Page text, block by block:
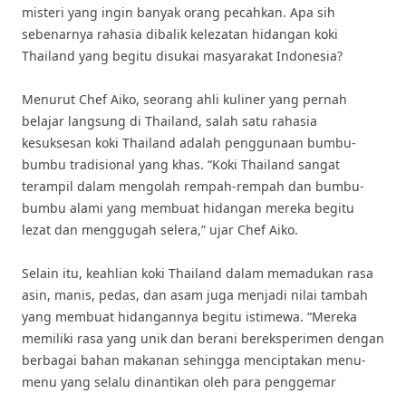
misteri yang ingin banyak orang pecahkan. Apa sih
sebenarnya rahasia dibalik kelezatan hidangan koki
Thailand yang begitu disukai masyarakat Indonesia?
Menurut Chef Aiko, seorang ahli kuliner yang pernah
belajar langsung di Thailand, salah satu rahasia
kesuksesan koki Thailand adalah penggunaan bumbu-
bumbu tradisional yang khas. “Koki Thailand sangat
terampil dalam mengolah rempah-rempah dan bumbu-
bumbu alami yang membuat hidangan mereka begitu
lezat dan menggugah selera,” ujar Chef Aiko.
Selain itu, keahlian koki Thailand dalam memadukan rasa
asin, manis, pedas, dan asam juga menjadi nilai tambah
yang membuat hidangannya begitu istimewa. “Mereka
memiliki rasa yang unik dan berani bereksperimen dengan
berbagai bahan makanan sehingga menciptakan menu-
menu yang selalu dinantikan oleh para penggemar